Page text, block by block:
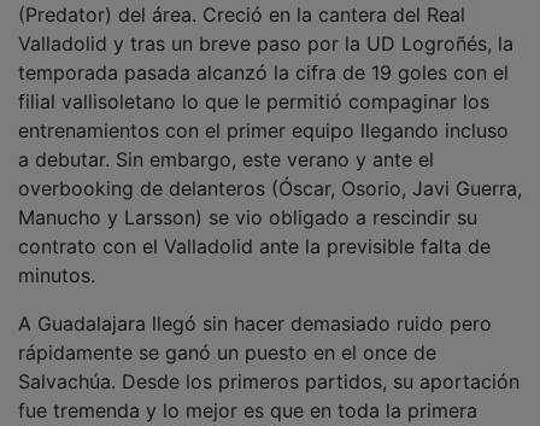
(Predator) del área. Creció en la cantera del Real
Valladolid y tras un breve paso por la UD Logroñés, la
temporada pasada alcanzó la cifra de 19 goles con el
filial vallisoletano lo que le permitió compaginar los
entrenamientos con el primer equipo llegando incluso
a debutar. Sin embargo, este verano y ante el
overbooking de delanteros (Óscar, Osorio, Javi Guerra,
Manucho y Larsson) se vio obligado a rescindir su
contrato con el Valladolid ante la previsible falta de
minutos.
A Guadalajara llegó sin hacer demasiado ruido pero
rápidamente se ganó un puesto en el once de
Salvachúa. Desde los primeros partidos, su aportación
fue tremenda y lo mejor es que en toda la primera